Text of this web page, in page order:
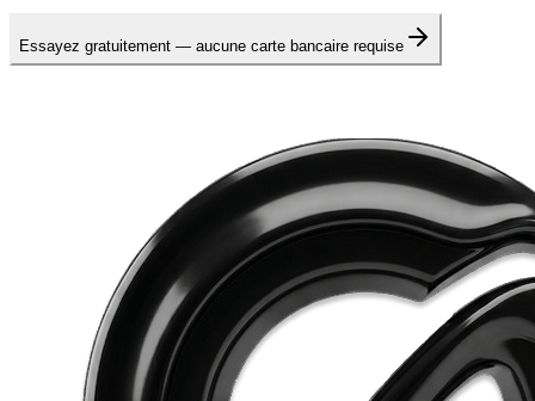
Essayez gratuitement — aucune carte bancaire requise